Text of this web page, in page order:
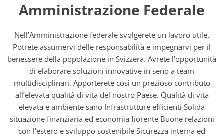
Amministrazione Federale
Nell’Amministrazione federale svolgerete un lavoro utile.
Potrete assumervi delle responsabilità e impegnarvi per il
benessere della popolazione in Svizzera. Avrete l’opportunità
di elaborare soluzioni innovative in seno a team
multidisciplinari. Apporterete così un prezioso contributo
all’elevata qualità di vita del nostro Paese. Qualità di vita
elevata e ambiente sano Infrastrutture efficienti Solida
situazione finanziaria ed economia fiorente Buone relazioni
con l’estero e sviluppo sostenibile Sicurezza interna ed